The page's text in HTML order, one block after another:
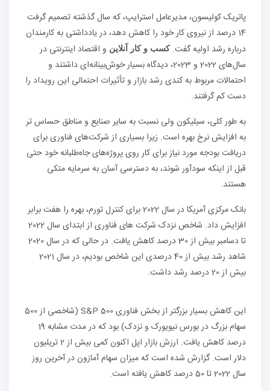
پاتریک کولیسون، مدیرعامل استرایپ، که سال گذشته تصمیم گرفت
14 درصد از نیروی کار خود را کاهش دهد، در یادداشتی به کارمندان
درباره رشد اولیه گفت. کسب و کار آنلاین و اقتصاد اینترنتی در
سال‌های 2022 و 2023، دیدگاه بسیار خوش‌بینانه‌ای داشتند و
احتمالات مربوط به کندی رشد بازار و تأثیرات احتمالی این رویداد را
دست کم گرفتند.
به طور کلی، سیلیکون ولی نسبت به سایر صنایع و مناطق حساس تر
به افزایش نرخ بهره است. زیرا بسیاری از شرکت‌های فناوری برای
دریافت بودجه مورد نیاز برای کار روی پروژه‌های جاه‌طلبانه خود حتی
قبل از اینکه سودآور شوند، به دسترسی آسان به سرمایه متکی
هستند.
بانک مرکزی آمریکا در سال 2022 برای کنترل تورم، بهره را هفت برابر
افزایش داد. شاخص نزدک شرکت های فناوری از ابتدای سال 2022
تا دسامبر بیش از 30 درصد کاهش یافت. در حالی که در سال 2020
شاهد رشد بیش از 40 درصدی این شاخص بودیم، در سال 2021
بیش از 20 درصد رشد داشت.
این کاهش بسیار بزرگتر از بخش فناوری S&P 500 (شاخصی از 500
سهام بزرگ در بورس نیویورک و نزدک) بود که در مدت مشابه 19
درصد کاهش یافت. ارزش بازار اپل اکنون کمی بیش از 2 تریلیون
دلار است. گزارش شده است که میزان سهام آمازون در آخرین روز
سال 2022 تا 50 درصد کاهش یافته است.